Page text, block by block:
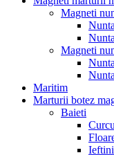
Magneti
Magneti
Maritim
Marturii botez
Baieti
Ieftini